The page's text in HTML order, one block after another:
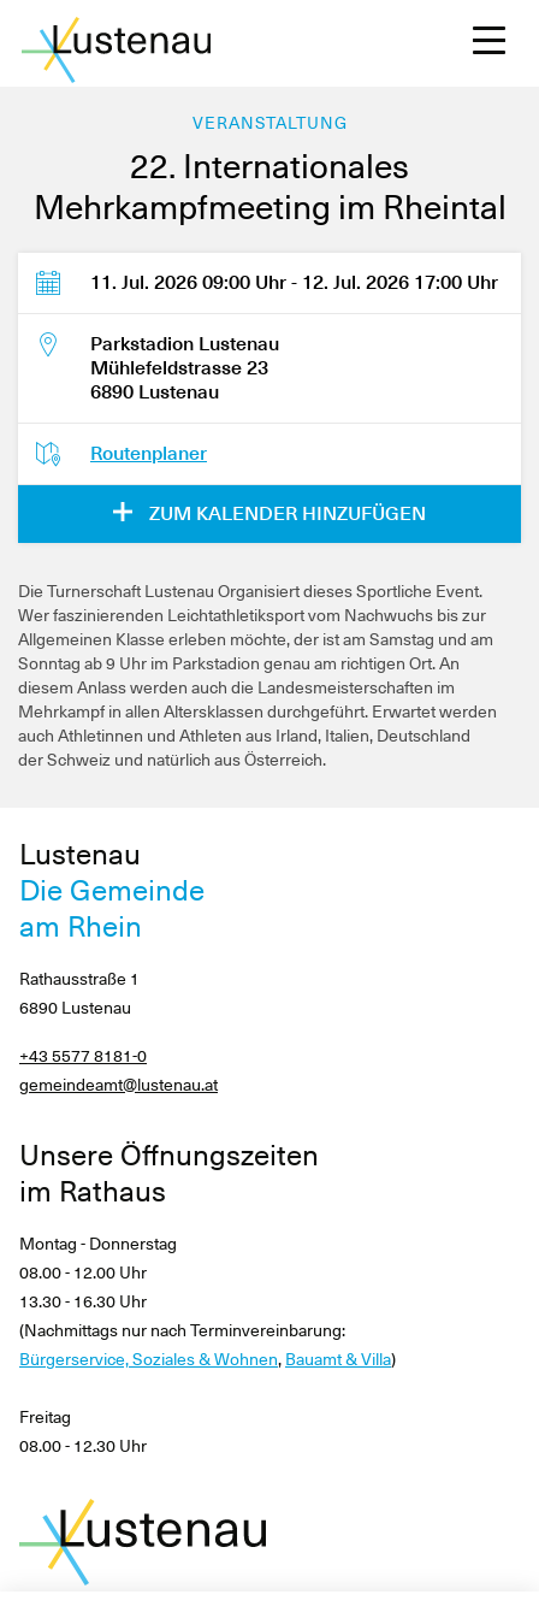
VERANSTALTUNG
22. Internationales
Mehrkampfmeeting im Rheintal
11. Jul. 2026 09:00 Uhr - 12. Jul. 2026 17:00 Uhr
Parkstadion Lustenau
Mühlefeldstrasse 23
6890 Lustenau
Routenplaner
ZUM KALENDER HINZUFÜGEN
Die Turnerschaft Lustenau Organisiert dieses Sportliche Event.
Wer faszinierenden Leichtathletiksport vom Nachwuchs bis zur
Allgemeinen Klasse erleben möchte, der ist am Samstag und am
Sonntag ab 9 Uhr im Parkstadion genau am richtigen Ort. An
diesem Anlass werden auch die Landesmeisterschaften im
Mehrkampf in allen Altersklassen durchgeführt. Erwartet werden
auch Athletinnen und Athleten aus Irland, Italien, Deutschland
der Schweiz und natürlich aus Österreich.
Lustenau
Die Gemeinde
am Rhein
Rathausstraße 1
6890 Lustenau
+43 5577 8181-0
gemeindeamt@lustenau.at
Unsere Öffnungszeiten
im Rathaus
Montag - Donnerstag
08.00 - 12.00 Uhr
13.30 - 16.30 Uhr
(Nachmittags nur nach Terminvereinbarung:
Bürgerservice, Soziales & Wohnen, Bauamt & Villa)
Freitag
08.00 - 12.30 Uhr